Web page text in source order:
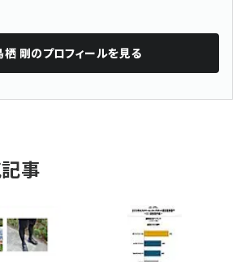
栖 剛のプロフィールを見る
事